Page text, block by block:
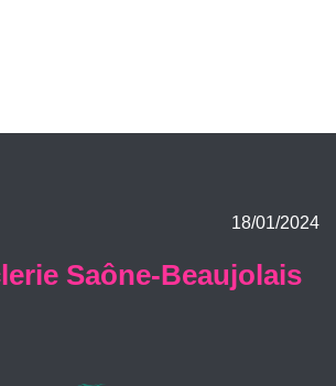
18/01/2024
Saône-Beaujolais